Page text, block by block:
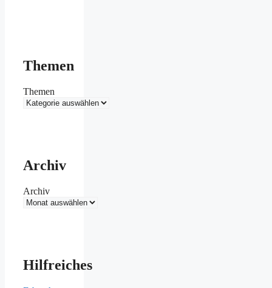
Themen
Themen
Archiv
Archiv
Hilfreiches